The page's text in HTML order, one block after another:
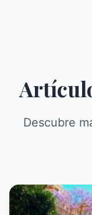
Descubre